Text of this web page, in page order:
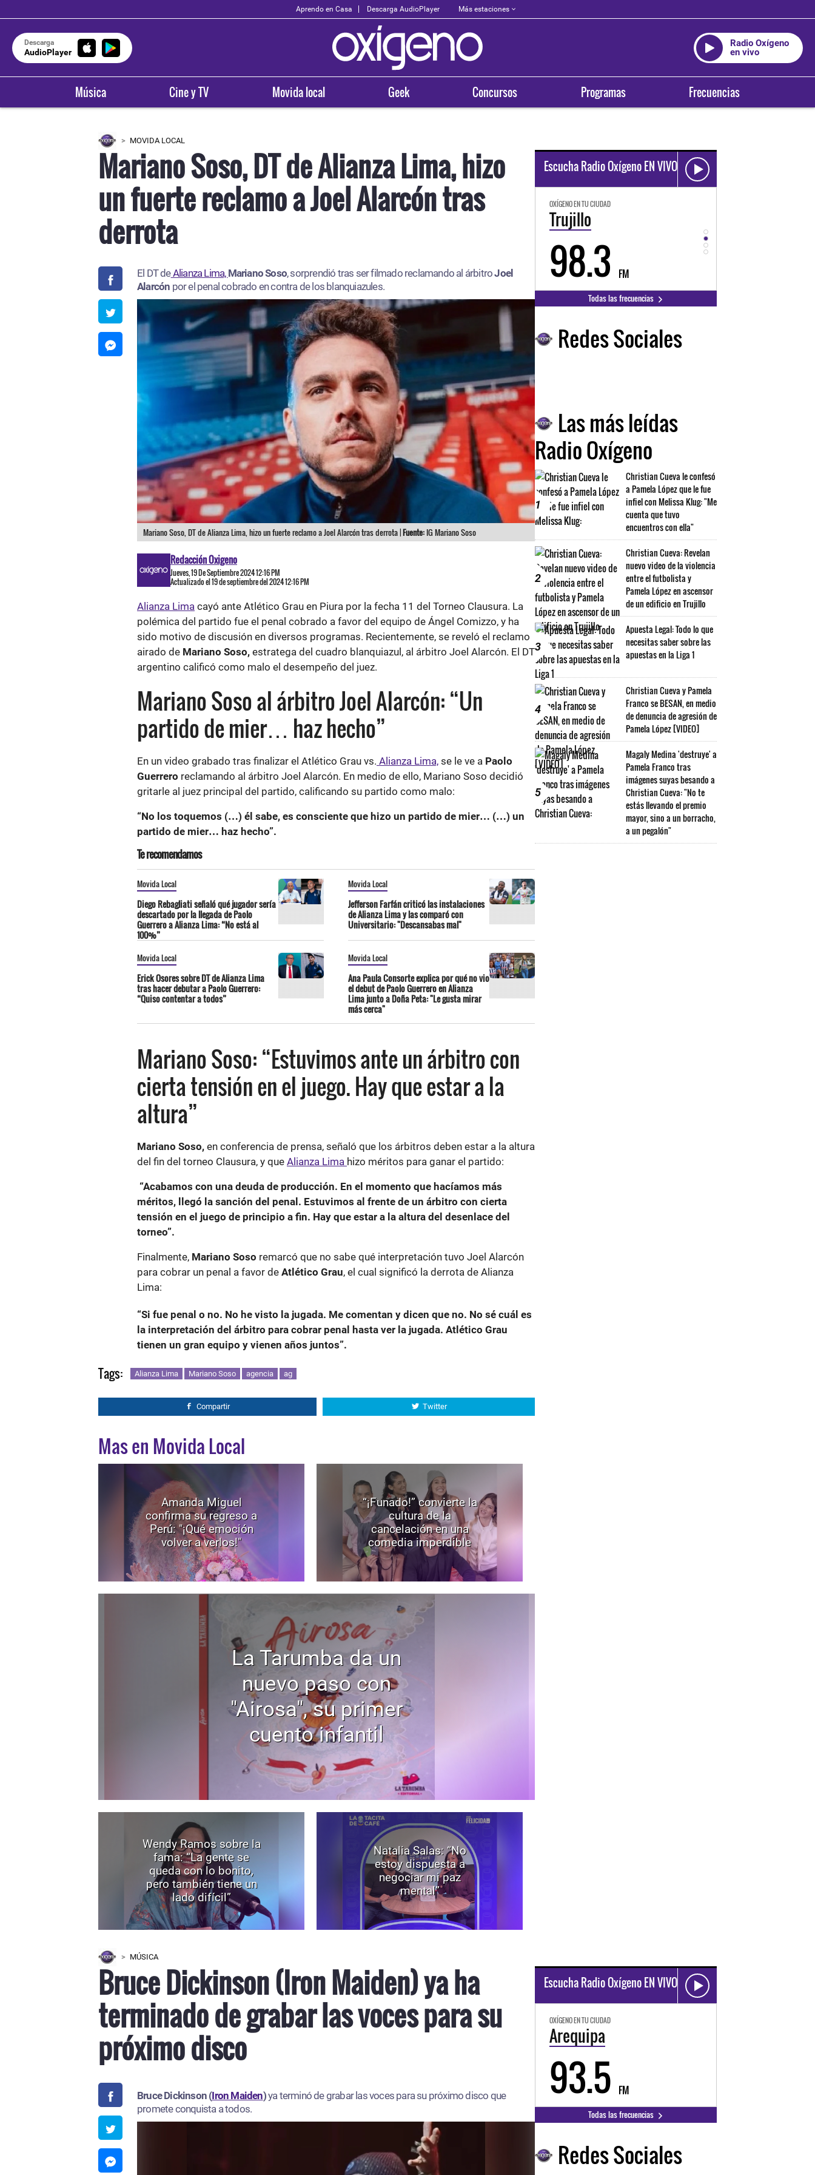
Aprendo en Casa Descarga AudioPlayer Más estaciones
Descarga
AudioPlayer
Radio Oxígeno
en vivo
Música Cine y TV Movida local Geek Concursos Programas Frecuencias
MOVIDA LOCAL
Mariano Soso, DT de Alianza Lima, hizo
un fuerte reclamo a Joel Alarcón tras
derrota
El DT deAlianza Lima, Mariano Soso, sorprendió tras ser filmado reclamando al árbitroJoel
Alarcón por el penal cobrado en contra de los blanquiazules.
Mariano Soso, DT de Alianza Lima, hizo un fuerte reclamo a Joel Alarcón tras derrota |Fuente: IG Mariano Soso
Redacción Oxigeno
Jueves, 19 De Septiembre 2024 12:16 PM
Actualizado el 19 de septiembre del 2024 12:16 PM
Alianza Lima cayó ante Atlético Grau en Piura por la fecha 11 del Torneo Clausura. La
polémica del partido fue el penal cobrado a favor del equipo de Ángel Comizzo, y ha
sido motivo de discusión en diversos programas. Recientemente, se reveló el reclamo
airado de Mariano Soso, estratega del cuadro blanquiazul, al árbitro Joel Alarcón. El DT
argentino calificó como malo el desempeño del juez.
Mariano Soso al árbitro Joel Alarcón: “Un
partido de mier… haz hecho”
En un video grabado tras finalizar el Atlético Grau vs. Alianza Lima, se le ve a Paolo
Guerrero reclamando al árbitro Joel Alarcón. En medio de ello, Mariano Soso decidió
gritarle al juez principal del partido, calificando su partido como malo:
“No los toquemos (…) él sabe, es consciente que hizo un partido de mier… (…) un
partido de mier… haz hecho”.
Te recomendamos
Movida Local
Diego Rebagliati señaló qué jugador sería
descartado por la llegada de Paolo
Guerrero a Alianza Lima: “No está al
100%”
Movida Local
Jefferson Farfán criticó las instalaciones
de Alianza Lima y las comparó con
Universitario: "Descansabas mal"
Movida Local
Erick Osores sobre DT de Alianza Lima
tras hacer debutar a Paolo Guerrero:
“Quiso contentar a todos”
Movida Local
Ana Paula Consorte explica por qué no vio
el debut de Paolo Guerrero en Alianza
Lima junto a Doña Peta: "Le gusta mirar
más cerca"
Mariano Soso: “Estuvimos ante un árbitro con
cierta tensión en el juego. Hay que estar a la
altura”
Mariano Soso, en conferencia de prensa, señaló que los árbitros deben estar a la altura
del fin del torneo Clausura, y que Alianza Lima hizo méritos para ganar el partido:
“Acabamos con una deuda de producción. En el momento que hacíamos más
méritos, llegó la sanción del penal. Estuvimos al frente de un árbitro con cierta
tensión en el juego de principio a fin. Hay que estar a la altura del desenlace del
torneo”.
Finalmente, Mariano Soso remarcó que no sabe qué interpretación tuvo Joel Alarcón
para cobrar un penal a favor de Atlético Grau, el cual significó la derrota de Alianza
Lima:
“Si fue penal o no. No he visto la jugada. Me comentan y dicen que no. No sé cuál es
la interpretación del árbitro para cobrar penal hasta ver la jugada. Atlético Grau
tienen un gran equipo y vienen años juntos”.
Tags: Alianza Lima Mariano Soso agencia ag
Compartir Twitter
Mas en Movida Local
Amanda Miguel
confirma su regreso a
Perú: "¡Qué emoción
volver a verlos!"
“¡Funado!” convierte la
cultura de la
cancelación en una
comedia imperdible
La Tarumba da un
nuevo paso con
"Airosa", su primer
cuento infantil
Wendy Ramos sobre la
fama: “La gente se
queda con lo bonito,
pero también tiene un
lado difícil”
Natalia Salas: “No
estoy dispuesta a
negociar mi paz
mental”
Escucha Radio Oxígeno EN VIVO
OXÍGENO EN TU CIUDAD
Arequipa
93.5 FM
OXÍGENO EN TU CIUDAD
Trujillo
98.3 FM 94.3
Todas las frecuencias
Redes Sociales
Las más leídas
Radio Oxígeno
1
Christian Cueva le confesó
a Pamela López que le fue
infiel con Melissa Klug: "Me
cuenta que tuvo
encuentros con ella"
2
Christian Cueva: Revelan
nuevo video de la violencia
entre el futbolista y
Pamela López en ascensor
de un edificio en Trujillo
3
Apuesta Legal: Todo lo que
necesitas saber sobre las
apuestas en la Liga 1
4
Christian Cueva y Pamela
Franco se BESAN, en medio
de denuncia de agresión de
Pamela López [VIDEO]
5
Magaly Medina 'destruye' a
Pamela Franco tras
imágenes suyas besando a
Christian Cueva: "No te
estás llevando el premio
mayor, sino a un borracho,
a un pegalón"
MÚSICA
Bruce Dickinson (Iron Maiden) ya ha
terminado de grabar las voces para su
próximo disco
Bruce Dickinson (Iron Maiden )
ya terminó de grabar las voces para su próximo disco que
promete conquista a todos.
Escucha Radio Oxígeno EN VIVO
OXÍGENO EN TU CIUDAD
Arequipa
93.5 FM
Todas las frecuencias
Redes Sociales